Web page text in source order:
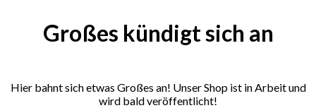
Großes kündigt sich an
Hier bahnt sich etwas Großes an! Unser Shop ist in Arbeit und
wird bald veröffentlicht!